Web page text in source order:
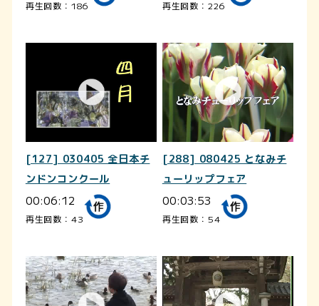
再生回数：186 再生回数：226
[127] 030405 全日本チ
ンドンコンクール
00:06:12
再生回数：43
[288] 080425 となみチ
ューリップフェア
00:03:53
再生回数：54